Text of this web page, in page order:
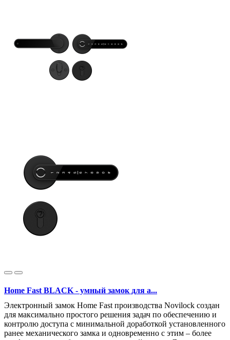
Home Fast BLACK - умный замок для а...
Электронный замок Home Fast производства Novilock создан
для максимально простого решения задач по обеспечению и
контролю доступа с минимальной доработкой установленного
ранее механического замка и одновременно с этим – более